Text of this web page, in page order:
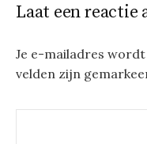
Laat een reactie
Je e-mailadres
velden zijn